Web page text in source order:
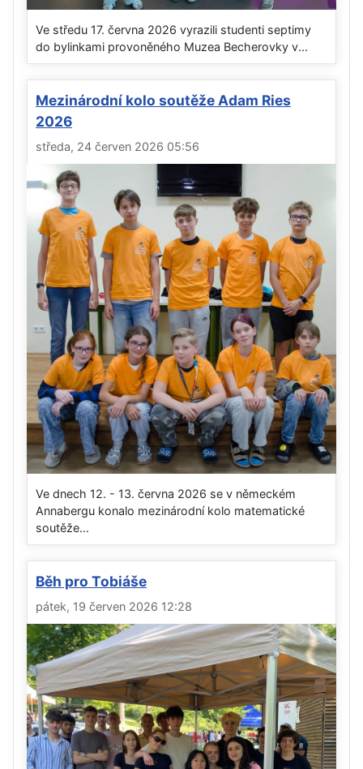
Ve středu 17. června 2026 vyrazili studenti septimy
do bylinkami provoněného Muzea Becherovky v...
Mezinárodní kolo soutěže Adam Ries
2026
středa, 24 červen 2026 05:56
Ve dnech 12. - 13. června 2026 se v německém
Annabergu konalo mezinárodní kolo matematické
soutěže...
Běh pro Tobiáše
pátek, 19 červen 2026 12:28